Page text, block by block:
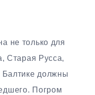
не только для
Старая Русса,
Балтике должны
Погром